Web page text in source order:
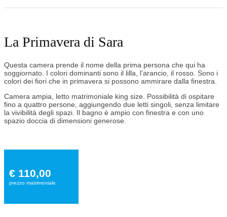
La Primavera di Sara
Questa camera prende il nome della prima persona che qui ha
soggiornato. I colori dominanti sono il lilla, l’arancio, il rosso. Sono i
colori dei fiori che in primavera si possono ammirare dalla finestra.
Camera ampia, letto matrimoniale king size. Possibilità di ospitare
fino a quattro persone, aggiungendo due letti singoli, senza limitare
la vivibilità degli spazi. Il bagno è ampio con finestra e con uno
spazio doccia di dimensioni generose.
€ 110,00
prezzo matrimoniale